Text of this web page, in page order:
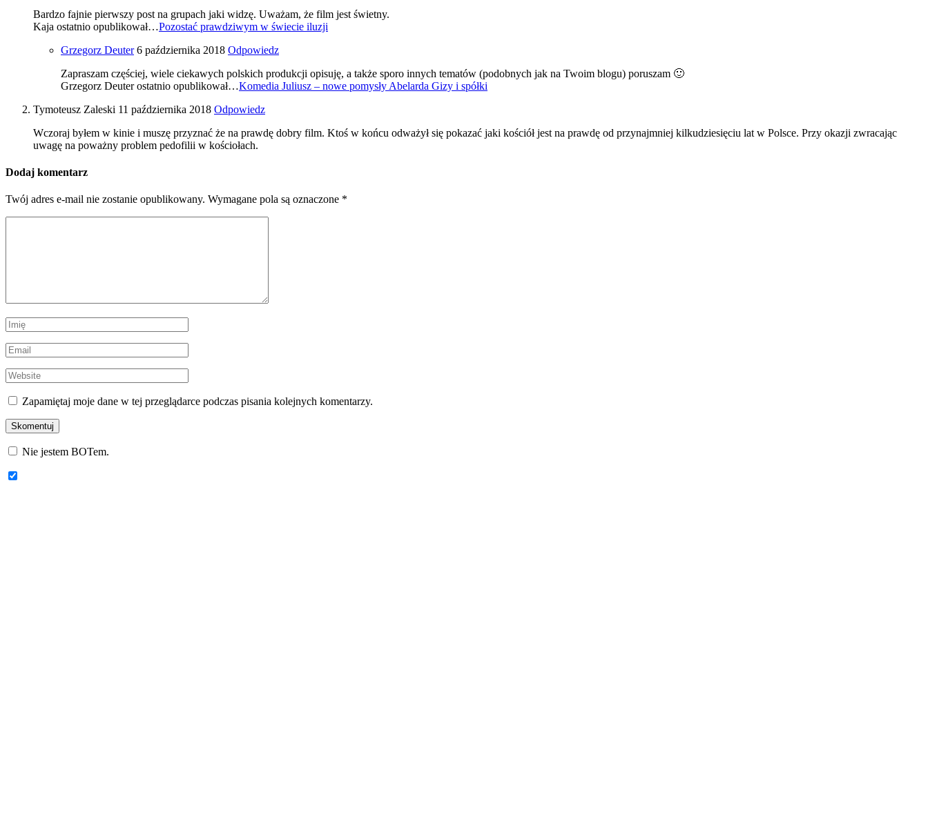
Bardzo fajnie pierwszy post na grupach jaki widzę. Uważam, że film jest świetny.
Kaja ostatnio opublikował…Pozostać prawdziwym w świecie iluzji
Grzegorz Deuter 6 października 2018 Odpowiedz
Zapraszam częściej, wiele ciekawych polskich produkcji opisuję, a także sporo innych tematów (podobnych jak na Twoim blogu) poruszam 🙂
Grzegorz Deuter ostatnio opublikował…Komedia Juliusz – nowe pomysły Abelarda Gizy i spółki
Tymoteusz Zaleski 11 października 2018 Odpowiedz
Wczoraj byłem w kinie i muszę przyznać że na prawdę dobry film. Ktoś w końcu odważył się pokazać jaki kościół jest na prawdę od przynajmniej kilkudziesięciu lat w Polsce. Przy okazji zwracając
uwagę na poważny problem pedofilii w kościołach.
Dodaj komentarz
Twój adres e-mail nie zostanie opublikowany. Wymagane pola są oznaczone *
Zapamiętaj moje dane w tej przeglądarce podczas pisania kolejnych komentarzy.
Nie jestem BOTem.